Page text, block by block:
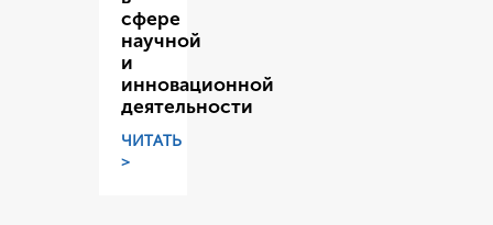
сфере
научной
и
инновационной
деятельности
ЧИТАТЬ
>